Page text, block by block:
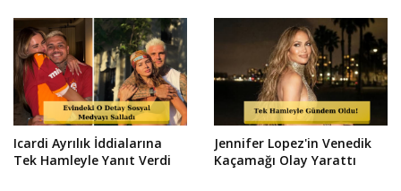
Icardi Ayrılık İddialarına
Tek Hamleyle Yanıt Verdi
Jennifer Lopez'in Venedik
Kaçamağı Olay Yarattı